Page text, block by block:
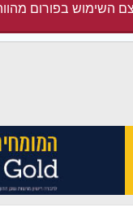
השימוש בפורום